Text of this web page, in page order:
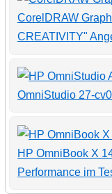
CorelDRAW
CREATIVITY"
OmniStudio 27-
HP OmniBook X
Performance im